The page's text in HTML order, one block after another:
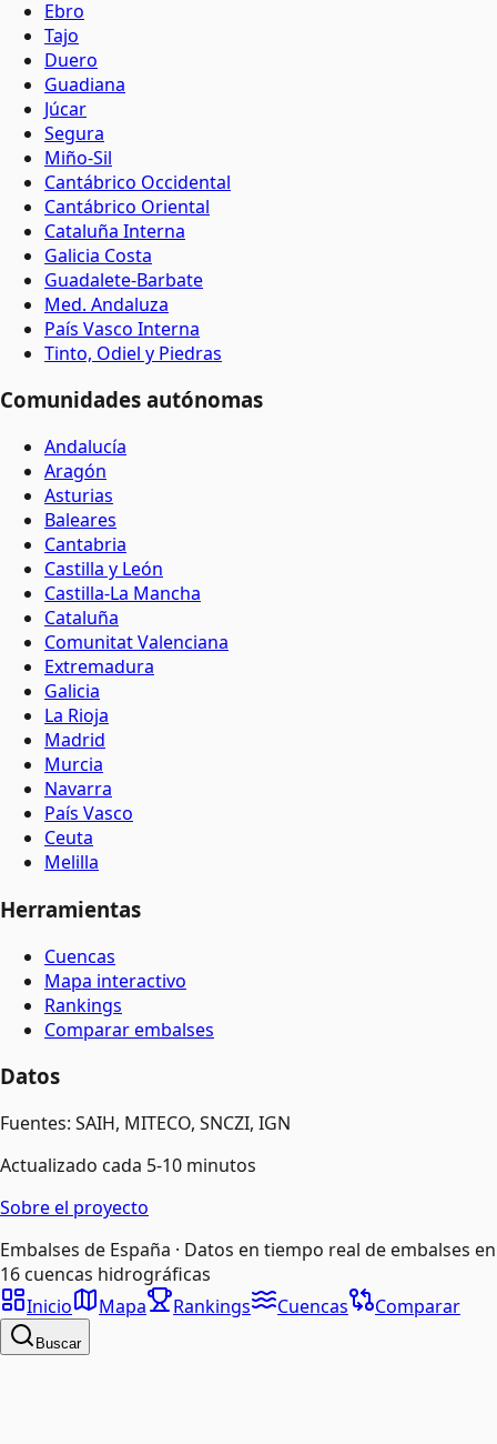
Ebro
Tajo
Duero
Guadiana
Júcar
Segura
Miño-Sil
Cantábrico Occidental
Cantábrico Oriental
Cataluña Interna
Galicia Costa
Guadalete-Barbate
Med. Andaluza
País Vasco Interna
Tinto, Odiel y Piedras
Comunidades autónomas
Andalucía
Aragón
Asturias
Baleares
Cantabria
Castilla y León
Castilla-La Mancha
Cataluña
Comunitat Valenciana
Extremadura
Galicia
La Rioja
Madrid
Murcia
Navarra
País Vasco
Ceuta
Melilla
Herramientas
Cuencas
Mapa interactivo
Rankings
Comparar embalses
Datos
Fuentes: SAIH, MITECO, SNCZI, IGN
Actualizado cada 5-10 minutos
Sobre el proyecto
Embalses de España · Datos en tiempo real de embalses en
16 cuencas hidrográficas
Inicio
Mapa Rankings Cuencas Comparar
Buscar